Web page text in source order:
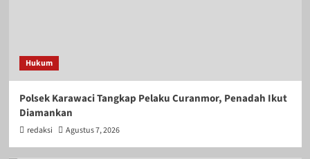
Hukum
Polsek Karawaci Tangkap Pelaku Curanmor, Penadah Ikut
Diamankan
redaksi Agustus 7, 2026